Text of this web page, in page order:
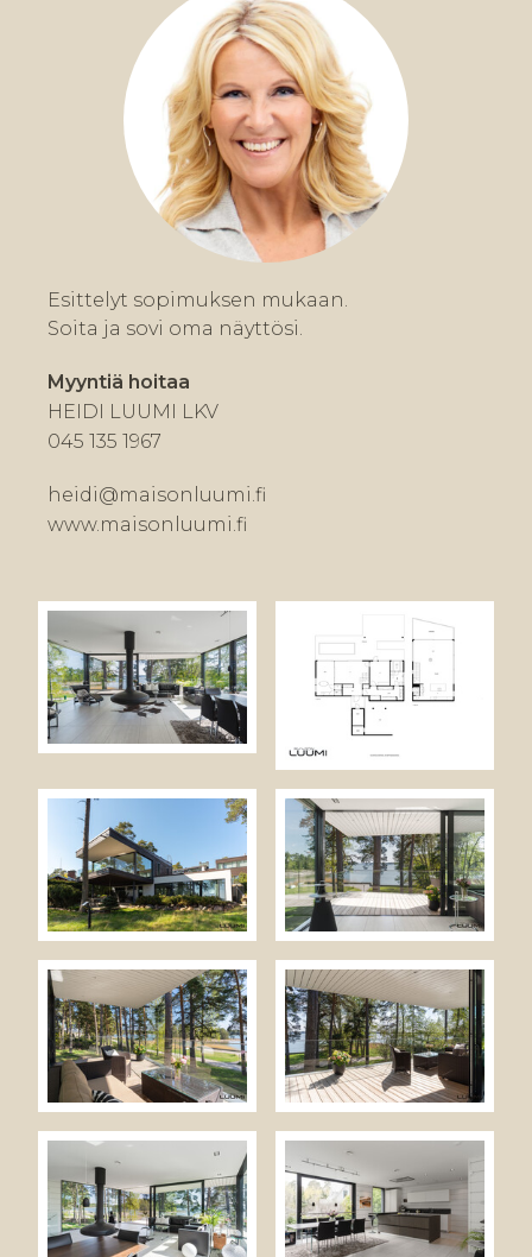
Esittelyt sopimuksen mukaan.
Soita ja sovi oma näyttösi.
Myyntiä hoitaa
HEIDI LUUMI LKV
045 135 1967
heidi@maisonluumi.fi
www.maisonluumi.fi